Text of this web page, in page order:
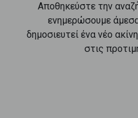
Αποθηκεύστε την
ενημερώσουμε
δημοσιευτεί ένα νέο
στις